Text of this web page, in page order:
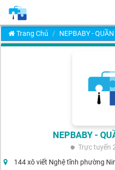
Trang Chủ NEPBABY -
NEPBABY -
Trực tuyến
144 xô viết Nghệ tĩnh phường